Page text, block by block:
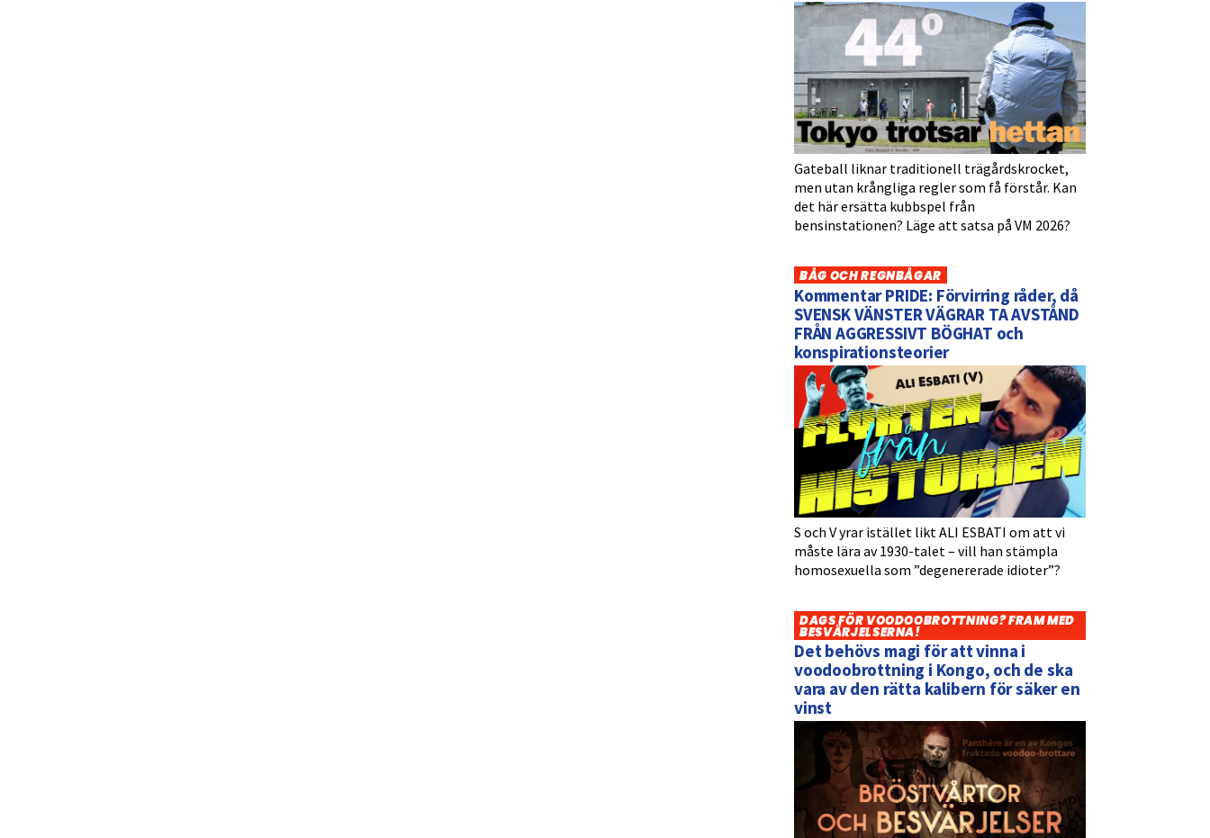
Gateball liknar traditionell trägårdskrocket,
men utan krångliga regler som få förstår. Kan
det här ersätta kubbspel från
bensinstationen? Läge att satsa på VM 2026?
BÅG OCH REGNBÅGAR
Kommentar PRIDE: Förvirring råder, då
SVENSK VÄNSTER VÄGRAR TA AVSTÅND
FRÅN AGGRESSIVT BÖGHAT och
konspirationsteorier
S och V yrar istället likt ALI ESBATI om att vi
måste lära av 1930-talet – vill han stämpla
homosexuella som ”degenererade idioter”?
DAGS FÖR VOODOOBROTTNING? FRAM MED
BESVÄRJELSERNA!
Det behövs magi för att vinna i
voodoobrottning i Kongo, och de ska
vara av den rätta kalibern för säker en
vinst